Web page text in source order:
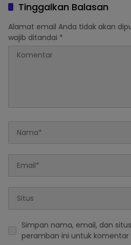
Tinggalkan Balasan
Alamat email Anda tidak akan
wajib ditandai *
Simpan nama, email, dan
peramban ini untuk komentar